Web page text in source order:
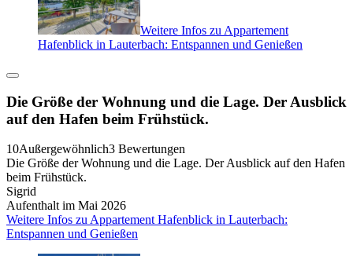
Weitere Infos zu Appartement
Hafenblick in Lauterbach: Entspannen und Genießen
Die Größe der Wohnung und die Lage. Der Ausblick
auf den Hafen beim Frühstück.
10Außergewöhnlich3 Bewertungen
Die Größe der Wohnung und die Lage. Der Ausblick auf den Hafen
beim Frühstück.
Sigrid
Aufenthalt im Mai 2026
Weitere Infos zu Appartement Hafenblick in Lauterbach:
Entspannen und Genießen